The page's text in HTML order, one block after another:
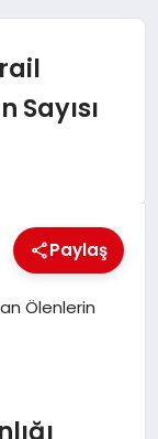
Sayısı
Paylaş